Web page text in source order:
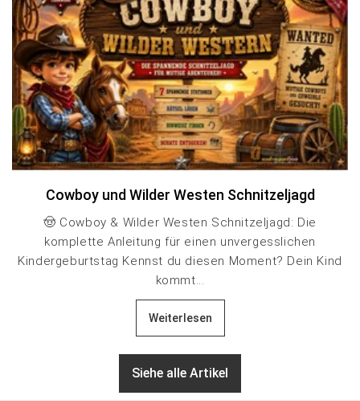
Cowboy und Wilder Westen Schnitzeljagd
🤠 Cowboy & Wilder Westen Schnitzeljagd: Die
komplette Anleitung für einen unvergesslichen
Kindergeburtstag Kennst du diesen Moment? Dein Kind
kommt...
Weiterlesen
Siehe alle Artikel